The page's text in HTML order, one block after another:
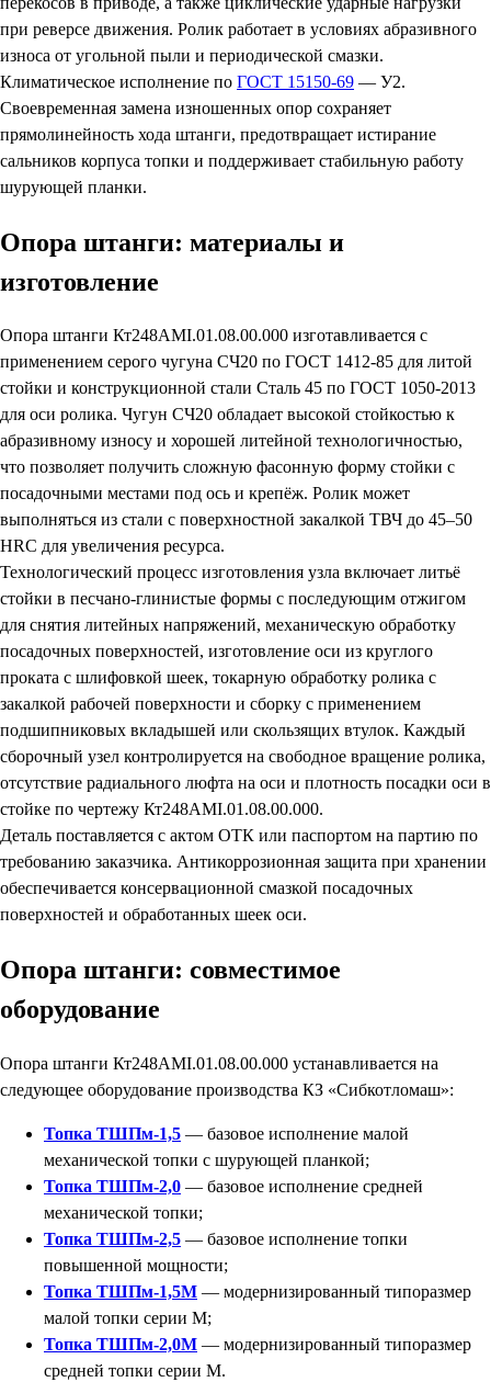
при реверсе движения. Ролик работает в условиях абразивного
износа от угольной пыли и периодической смазки.
Климатическое исполнение по ГОСТ 15150-69 — У2.
Своевременная замена изношенных опор сохраняет
прямолинейность хода штанги, предотвращает истирание
сальников корпуса топки и поддерживает стабильную работу
шурующей планки.
Опора штанги: материалы и
изготовление
Опора штанги Кт248АМI.01.08.00.000 изготавливается с
применением серого чугуна СЧ20 по ГОСТ 1412-85 для литой
стойки и конструкционной стали Сталь 45 по ГОСТ 1050-2013
для оси ролика. Чугун СЧ20 обладает высокой стойкостью к
абразивному износу и хорошей литейной технологичностью,
что позволяет получить сложную фасонную форму стойки с
посадочными местами под ось и крепёж. Ролик может
выполняться из стали с поверхностной закалкой ТВЧ до 45–50
HRC для увеличения ресурса.
Технологический процесс изготовления узла включает литьё
стойки в песчано-глинистые формы с последующим отжигом
для снятия литейных напряжений, механическую обработку
посадочных поверхностей, изготовление оси из круглого
проката с шлифовкой шеек, токарную обработку ролика с
закалкой рабочей поверхности и сборку с применением
подшипниковых вкладышей или скользящих втулок. Каждый
сборочный узел контролируется на свободное вращение ролика,
отсутствие радиального люфта на оси и плотность посадки оси в
стойке по чертежу Кт248АМI.01.08.00.000.
Деталь поставляется с актом ОТК или паспортом на партию по
требованию заказчика. Антикоррозионная защита при хранении
обеспечивается консервационной смазкой посадочных
поверхностей и обработанных шеек оси.
Опора штанги: совместимое
оборудование
Опора штанги Кт248АМI.01.08.00.000 устанавливается на
следующее оборудование производства КЗ «Сибкотломаш»:
Топка ТШПм-1,5 — базовое исполнение малой
механической топки с шурующей планкой;
Топка ТШПм-2,0 — базовое исполнение средней
механической топки;
Топка ТШПм-2,5 — базовое исполнение топки
повышенной мощности;
Топка ТШПм-1,5М — модернизированный типоразмер
малой топки серии М;
Топка ТШПм-2,0М — модернизированный типоразмер
средней топки серии М.